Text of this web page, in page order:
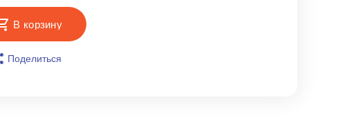
В корзину
Поделиться